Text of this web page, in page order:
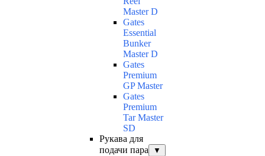
Master D
Gates
Essential
Bunker
Master D
Gates
Premium
GP Master
Gates
Premium
Tar Master
SD
Рукава для
подачи пара
▼